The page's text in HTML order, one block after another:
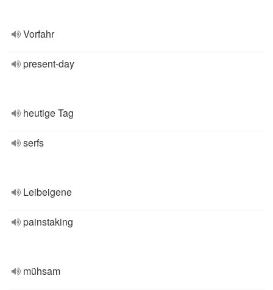
Vorfahr
present-day
heutige Tag
serfs
Leibeigene
painstaking
mühsam